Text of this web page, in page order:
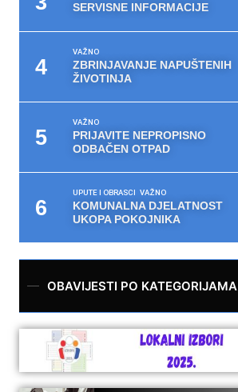
SERVISNE INFORMACIJE
VAŽNO
ZBRINJAVANJE NAPUŠTENIH
ŽIVOTINJA
VAŽNO
PRIJAVITE NEPROPISNO
ODBAČEN OTPAD
UPUTE I OBRASCI VAŽNO
KOMUNALNA DJELATNOST
UKOPA POKOJNIKA
OBAVIJESTI PO KATEGORIJAMA